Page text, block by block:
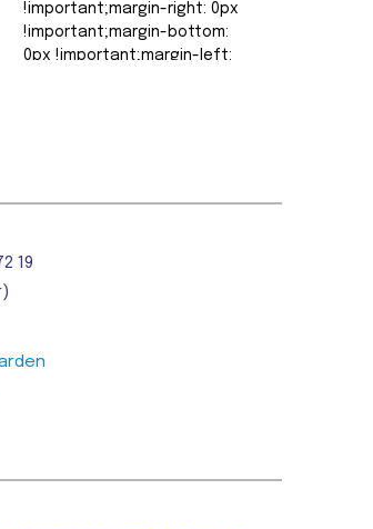
!important;margin-right: 0px
!important;margin-bottom:
0px !important;margin-left:
19